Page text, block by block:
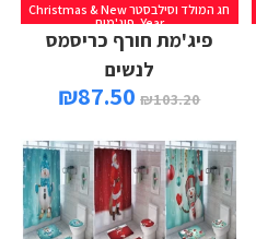
חג המולד וסילבסטר Christmas & New
Year
,פיג'מות
פיג'מת חורף כריסמס
לנשים
₪103.20
₪87.50